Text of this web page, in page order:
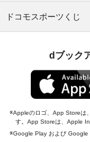
ドコモスポーツくじ
dブック
Appleのロゴ、App Storeは
す。App Storeは、Apple
Google Play および Google